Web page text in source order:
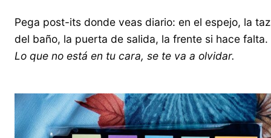
Pega post-its donde veas diario: en el espejo, la
del baño, la puerta de salida, la frente si hace falta.
Lo que no está en tu cara, se te va a olvidar.